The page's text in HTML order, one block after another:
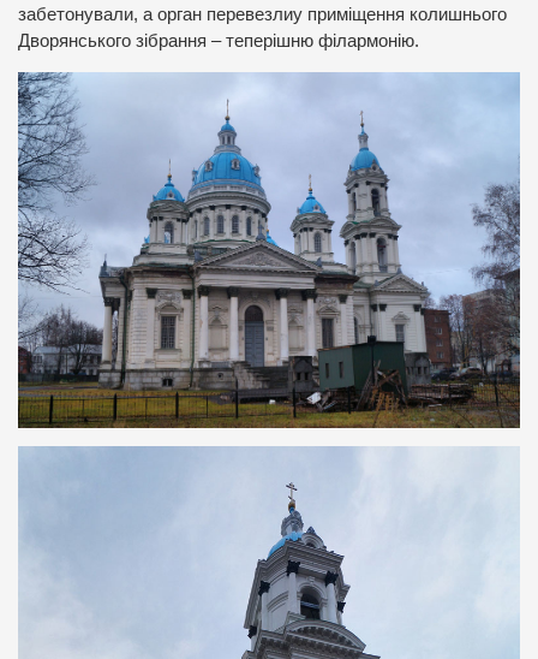
забетонували, а орган перевезлиу приміщення колишнього
Дворянського зібрання – теперішню філармонію.